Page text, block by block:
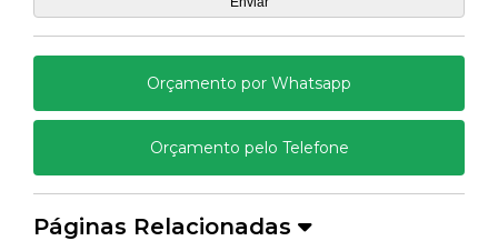
Orçamento por Whatsapp
Orçamento pelo Telefone
Páginas Relacionadas